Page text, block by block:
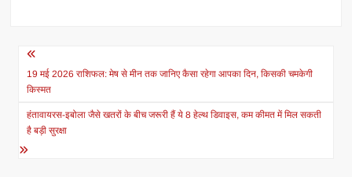
Post
navigation
19 मई 2026 राशिफल: मेष से मीन तक जानिए कैसा रहेगा आपका दिन, किसकी चमकेगी
किस्मत
हंतावायरस-इबोला जैसे खतरों के बीच जरूरी हैं ये 8 हेल्थ डिवाइस, कम कीमत में मिल सकती
है बड़ी सुरक्षा